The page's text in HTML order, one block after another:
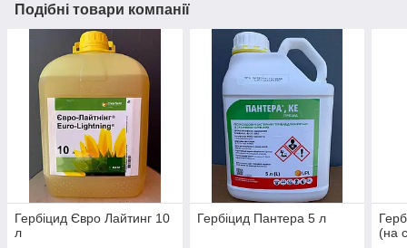
Подібні товари компанії
Гербіцид Євро Лайтинг 10
л
Гербіцид Пантера 5 л
(на